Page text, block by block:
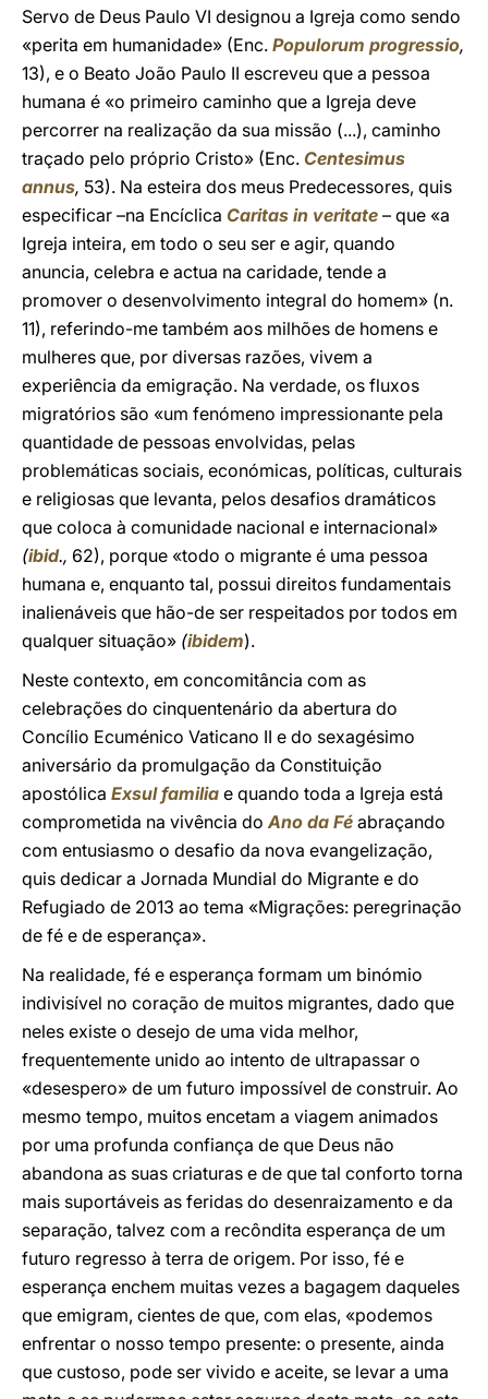
Servo de Deus Paulo VI designou a Igreja como sendo
«perita em humanidade» (Enc. Populorum progressio,
13), e o Beato João Paulo II escreveu que a pessoa
humana é «o primeiro caminho que a Igreja deve
percorrer na realização da sua missão (...), caminho
traçado pelo próprio Cristo» (Enc. Centesimus
annus, 53). Na esteira dos meus Predecessores, quis
especificar –na Encíclica Caritas in veritate – que «a
Igreja inteira, em todo o seu ser e agir, quando
anuncia, celebra e actua na caridade, tende a
promover o desenvolvimento integral do homem» (n.
11), referindo-me também aos milhões de homens e
mulheres que, por diversas razões, vivem a
experiência da emigração. Na verdade, os fluxos
migratórios são «um fenómeno impressionante pela
quantidade de pessoas envolvidas, pelas
problemáticas sociais, económicas, políticas, culturais
e religiosas que levanta, pelos desafios dramáticos
que coloca à comunidade nacional e internacional»
(ibid., 62), porque «todo o migrante é uma pessoa
humana e, enquanto tal, possui direitos fundamentais
inalienáveis que hão-de ser respeitados por todos em
qualquer situação» (ibidem).
Neste contexto, em concomitância com as
celebrações do cinquentenário da abertura do
Concílio Ecuménico Vaticano II e do sexagésimo
aniversário da promulgação da Constituição
apostólica Exsul familia e quando toda a Igreja está
comprometida na vivência doAno da Fé abraçando
com entusiasmo o desafio da nova evangelização,
quis dedicar a Jornada Mundial do Migrante e do
Refugiado de 2013 ao tema «Migrações: peregrinação
de fé e de esperança».
Na realidade, fé e esperança formam um binómio
indivisível no coração de muitos migrantes, dado que
neles existe o desejo de uma vida melhor,
frequentemente unido ao intento de ultrapassar o
«desespero» de um futuro impossível de construir. Ao
mesmo tempo, muitos encetam a viagem animados
por uma profunda confiança de que Deus não
abandona as suas criaturas e de que tal conforto torna
mais suportáveis as feridas do desenraizamento e da
separação, talvez com a recôndita esperança de um
futuro regresso à terra de origem. Por isso, fé e
esperança enchem muitas vezes a bagagem daqueles
que emigram, cientes de que, com elas, «podemos
enfrentar o nosso tempo presente: o presente, ainda
que custoso, pode ser vivido e aceite, se levar a uma